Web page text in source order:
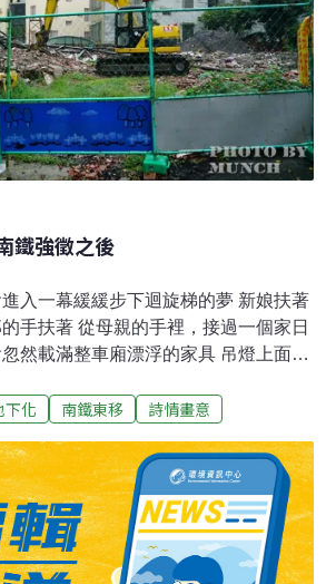
鐵強徵之後
入一幕緩緩步下迴旋梯的夢 新娘扶著
手扶著 從母親的手裡，接過一個家日
然載滿整車廂漂浮的家具 吊燈上面漂
為屋主 經過家，而成為透天厝遮蔽的
過家，而從炒菜鍋爆一屋子香等政策轉
被搬到警方人牆的對面日後離家的人會
在架上物色幸福，在架上被幸福物色 再
新興計畫物色的房子日後有家的人會
告示 上面載明你的不在場，上面載明
下化 南鐵東移 詩情畫意